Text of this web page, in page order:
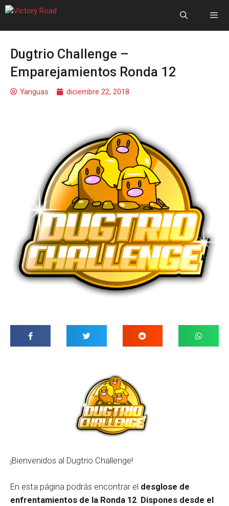
Dugtrio Challenge –
Emparejamientos Ronda 12
Yanguas diciembre 22, 2018
¡Bienvenidos al Dugtrio Challenge!
En esta página podrás encontrar el desglose de
enfrentamientos de la Ronda 12. Dispones desde el